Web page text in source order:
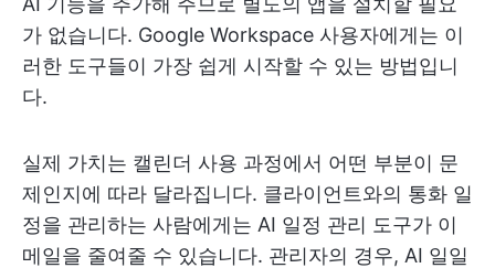
가 없습니다. Google Workspace 사용자에게는 이
러한 도구들이 가장 쉽게 시작할 수 있는 방법입니
다.
실제 가치는 캘린더 사용 과정에서 어떤 부분이 문
제인지에 따라 달라집니다. 클라이언트와의 통화 일
정을 관리하는 사람에게는 AI 일정 관리 도구가 이
메일을 줄여줄 수 있습니다. 관리자의 경우, AI 일일